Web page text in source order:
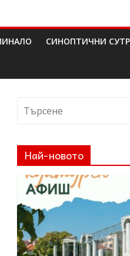
СИНОПТИЧНИ
Най-новото